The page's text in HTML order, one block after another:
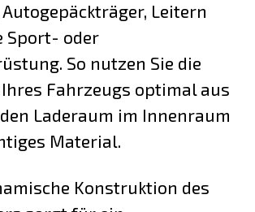
Autogepäckträger, Leitern
Sport- oder
So nutzen Sie die
Fahrzeugs optimal aus
Laderaum im Innenraum
Material.
Konstruktion des